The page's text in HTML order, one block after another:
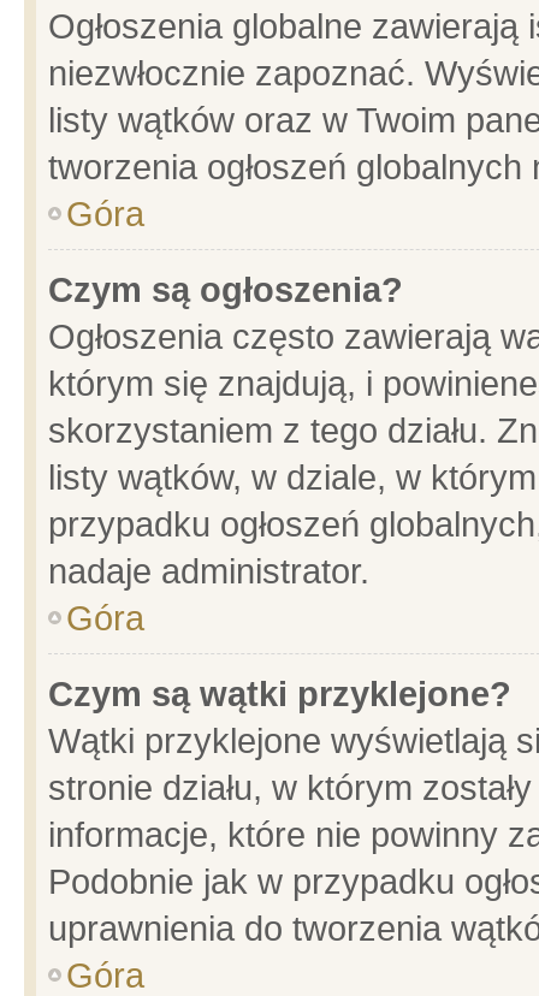
Ogłoszenia globalne
niezwłocznie zapoznać.
listy wątków oraz w Twoim
tworzenia ogłoszeń
Góra
Czym są ogłoszenia?
Ogłoszenia często zawierają
którym się znajdują, i
skorzystaniem z tego działu.
listy wątków, w dziale, w
przypadku ogłoszeń
nadaje administrator.
Góra
Czym są wątki przyklejone?
Wątki przyklejone wyświetlają
stronie działu, w którym
informacje, które nie powinny
Podobnie jak w przypadku
uprawnienia do tworzenia
Góra